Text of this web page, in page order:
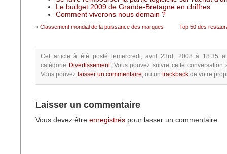
Le budget 2009 de Grande-Bretagne en chiffres
Comment viverons nous demain ?
« Classement mondial de la puissance des marques Top 50 des
Cet article à été posté lemercredi, avril 23rd, 2008 à 18:35
catégorie Divertissement. Vous pouvez suivre cette conversation
Vous pouvez laisser un commentaire, ou un trackback de votre
Laisser un commentaire
Vous devez être enregistrés pour lasser un commentaire.